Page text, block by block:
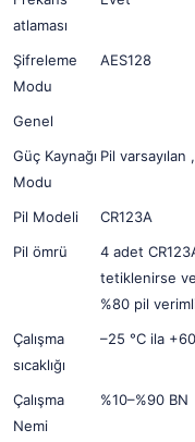
atlaması
Şifreleme
Modu
AES128
Genel
Güç Kaynağı
Modu
Pil varsayılan
Pil Modeli
CR123A
Pil ömrü
4 adet
tetiklenirse
%80 pil
Çalışma
sıcaklığı
–25 °C ila
Çalışma
Nemi
%10–%90 BN